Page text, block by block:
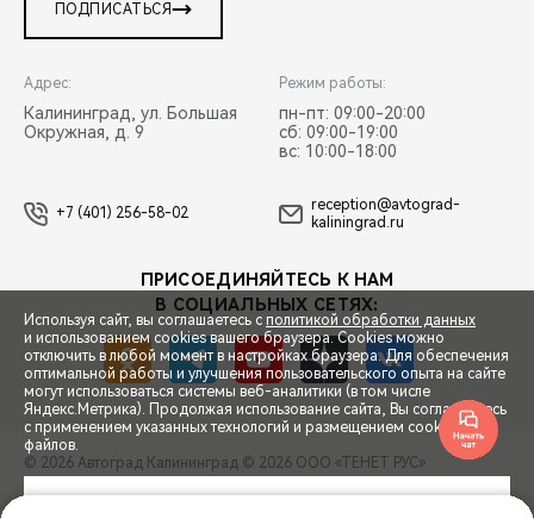
СПЕЦПРЕДЛОЖЕНИЯ
ЗАПИСЬ НА ТЕСТ-ДРАЙВ
ПОДПИСАТЬСЯ
Адрес:
Калининград, ул. Большая
Окружная, д. 9
Режим работы:
пн-пт: 09:00-20:00
сб: 09:00-19:00
вс: 10:00-18:00
+7 (401) 256-58-02
reception@avtograd-
kaliningrad.ru
ПРИСОЕДИНЯЙТЕСЬ К НАМ
В СОЦИАЛЬНЫХ СЕТЯХ:
© 2026 Автоград Калининград © 2026 ООО «ТЕНЕТ РУС»
Используя сайт, вы соглашаетесь с политикой обработки данных
и использованием cookies вашего браузера. Cookies можно
отключить в любой момент в настройках браузера. Для обеспечения
оптимальной работы и улучшения пользовательского опыта на сайте
могут использоваться системы веб-аналитики (в том числе
Яндекс.Метрика). Продолжая использование сайта, Вы соглашаетесь
с применением указанных технологий и размещением cookie-
файлов.
Закрыть
Автомобили CHERY
с выгодой до 1 151 000 ₽